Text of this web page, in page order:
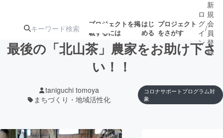
プロジェクトを掲
載するには
はじ
める
プロジェクト
をさがす
ジェクト
ターン
ジェクト
募集終了が近いプ
ロジェクト
もうすぐ公開
されます
アート・写真
ロ
グ
イ
ン
/
新
規
会
員
登
録
最後の「北山茶」農家をお助け下さ
い！！
taniguchi tomoya
まちづくり・地域活性化
コロナサポートプログラム対
象